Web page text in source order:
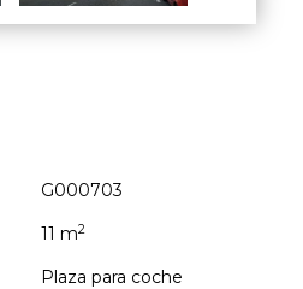
G000703
11 m2
Plaza para coche